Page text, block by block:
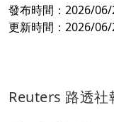
發布時間：2026/06/
更新時間：2026/06/
Reuters 路透社